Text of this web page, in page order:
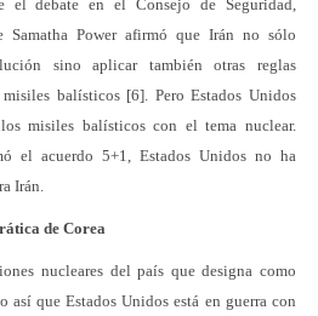
el debate en el Consejo de Seguridad,
Samatha Power afirmó que Irán no sólo
sino aplicar también otras reglas
balísticos [6]. Pero Estados Unidos
misiles balísticos con el tema nuclear.
el acuerdo 5+1, Estados Unidos no ha
Irán.
de Corea
nucleares del país que designa como
así que Estados Unidos está en guerra con